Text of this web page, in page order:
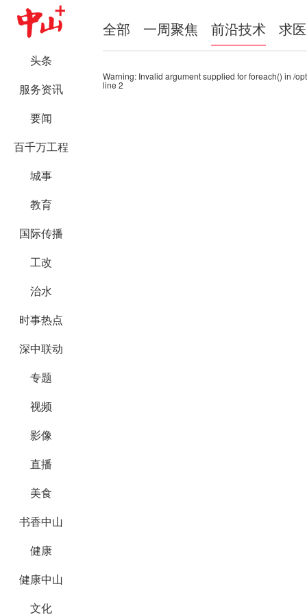
头条
服务资讯
要闻
百千万工程
城事
教育
国际传播
工改
治水
时事热点
深中联动
专题
视频
影像
直播
美食
书香中山
健康
健康中山
文化
全部 一周聚焦 前沿技术 求
Warning: Invalid argument supplied for foreach() in /
line 2